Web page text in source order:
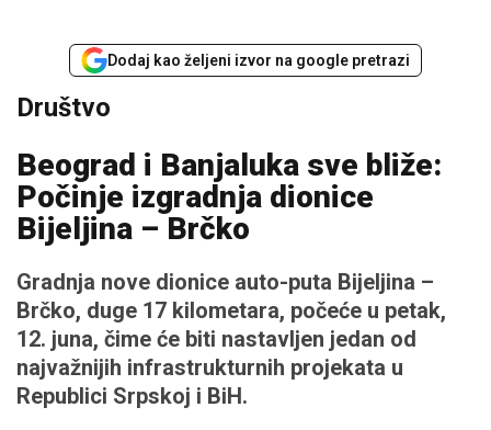
Dodaj kao željeni izvor na google pretrazi
Društvo
Beograd i Banjaluka sve bliže:
Počinje izgradnja dionice
Bijeljina – Brčko
Gradnja nove dionice auto-puta Bijeljina –
Brčko, duge 17 kilometara, počeće u petak,
12. juna, čime će biti nastavljen jedan od
najvažnijih infrastrukturnih projekata u
Republici Srpskoj i BiH.